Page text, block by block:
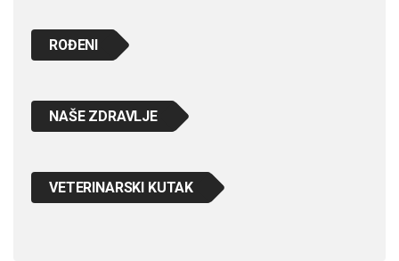
ROĐENI
NAŠE ZDRAVLJE
VETERINARSKI KUTAK